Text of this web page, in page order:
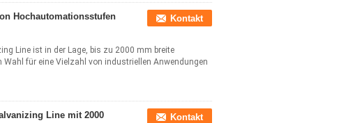
Hochautomationsstufen
Kontakt
Line ist in der Lage, bis zu 2000 mm breite
für eine Vielzahl von industriellen Anwendungen
Line mit 2000
Kontakt